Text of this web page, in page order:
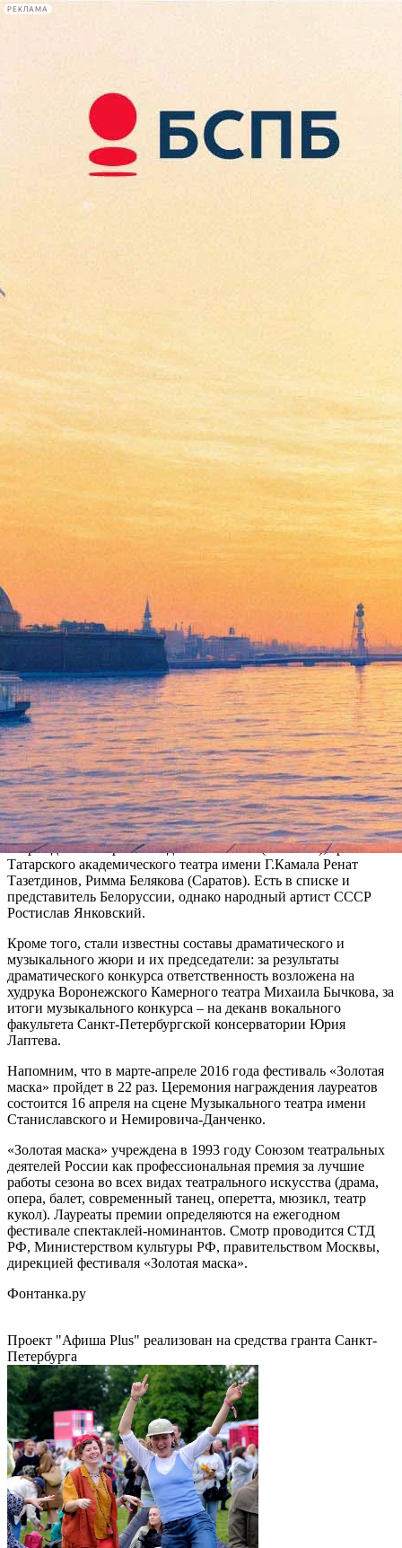
РЕКЛАМА
Сегодня:
2026.08.09
16:58
Афиша Plus
Первыми лауреатами
«Золотой маски – 2016» стали
Додин, Эйфман, Мессерер
Версия для печати
В Москве прозвучали имена первых – внеконкурсных –
лауреатом Национальной театральной премии «Золотая
маска». Лауреатов определил секретариат Союза театральных
деятелей России.
В почетной номинации «За выдающийся вклад в развитие
театрального искусства» лауреатами стали сценограф Борис
Мессерер, хореограф Борис Эйфман, режиссер,
художественный руководитель Санкт-Петербургского Малого
драматического театра – Театре Европы Лев Додин.
Также высшей театральной наградой страны будут
награждены актеры: Клавдия Кисенкова (Сахалин), артист
Татарского академического театра имени Г.Камала Ренат
Тазетдинов, Римма Белякова (Саратов). Есть в списке и
представитель Белоруссии, однако народный артист СССР
Ростислав Янковский.
Кроме того, стали известны составы драматического и
музыкального жюри и их председатели: за результаты
драматического конкурса ответственность возложена на
худрука Воронежского Камерного театра Михаила Бычкова, за
итоги музыкального конкурса – на деканв вокального
факультета Санкт-Петербургской консерватории Юрия
Лаптева.
Напомним, что в марте-апреле 2016 года фестиваль «Золотая
маска» пройдет в 22 раз. Церемония награждения лауреатов
состоится 16 апреля на сцене Музыкального театра имени
Станиславского и Немировича-Данченко.
«Золотая маска» учреждена в 1993 году Союзом театральных
деятелей России как профессиональная премия за лучшие
работы сезона во всех видах театрального искусства (драма,
опера, балет, современный танец, оперетта, мюзикл, театр
кукол). Лауреаты премии определяются на ежегодном
фестивале спектаклей-номинантов. Смотр проводится СТД
РФ, Министерством культуры РФ, правительством Москвы,
дирекцией фестиваля «Золотая маска».
Фонтанка.ру
Проект "Афиша Plus" реализован на средства гранта Санкт-
Петербурга